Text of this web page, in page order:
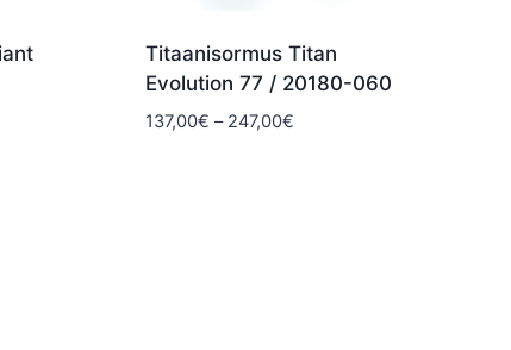
Titaanisormus Titan
Evolution 77 / 20180-060
137,00€ – 247,00€